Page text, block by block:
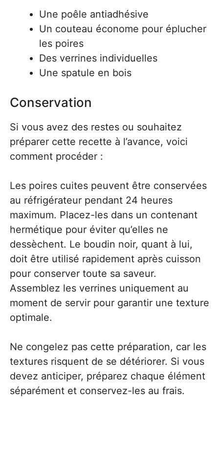
Une poêle antiadhésive
Un couteau économe pour éplucher
les poires
Des verrines individuelles
Une spatule en bois
Conservation
Si vous avez des restes ou souhaitez
préparer cette recette à l’avance, voici
comment procéder :
Les poires cuites peuvent être conservées
au réfrigérateur pendant 24 heures
maximum. Placez-les dans un contenant
hermétique pour éviter qu’elles ne
dessèchent. Le boudin noir, quant à lui,
doit être utilisé rapidement après cuisson
pour conserver toute sa saveur.
Assemblez les verrines uniquement au
moment de servir pour garantir une texture
optimale.
Ne congelez pas cette préparation, car les
textures risquent de se détériorer. Si vous
devez anticiper, préparez chaque élément
séparément et conservez-les au frais.